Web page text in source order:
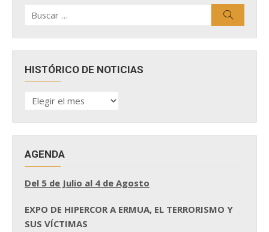
por:
HISTÓRICO DE NOTICIAS
HISTÓRICO
DE
AGENDA
Del 5 de Julio al 4 de Agosto
EXPO DE HIPERCOR A ERMUA, EL TERRORISMO Y
SUS VÍCTIMAS